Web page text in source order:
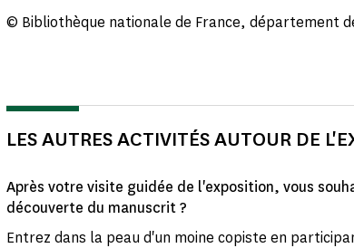
© Bibliothèque nationale de France, département
LES AUTRES ACTIVITÉS AUTOUR DE
Après votre visite guidée de l'exposition, vous
découverte du manuscrit ?
Entrez dans la peau d'un moine copiste en